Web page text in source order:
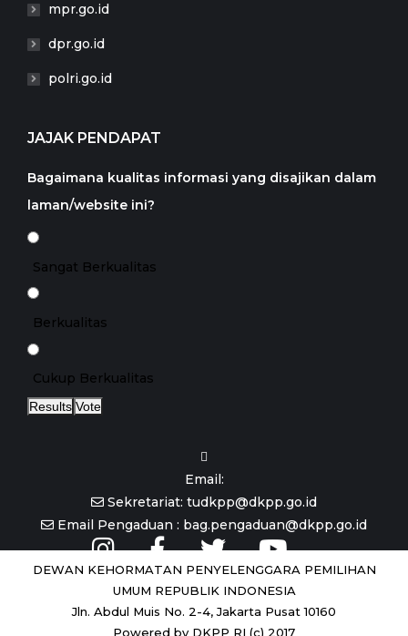
mpr.go.id
dpr.go.id
polri.go.id
JAJAK PENDAPAT
Bagaimana kualitas informasi yang disajikan dalam
laman/website ini?
Sangat Berkualitas
Berkualitas
Cukup Berkualitas
Results Vote
Email:
Sekretariat: tudkpp@dkpp.go.id
Email Pengaduan : bag.pengaduan@dkpp.go.id
DEWAN KEHORMATAN PENYELENGGARA PEMILIHAN
UMUM REPUBLIK INDONESIA
Jln. Abdul Muis No. 2-4, Jakarta Pusat 10160
Powered by DKPP RI (c) 2017